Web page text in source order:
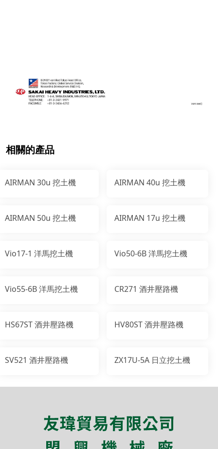
相關的產品
AIRMAN 30u 挖土機 AIRMAN 40u 挖土機
AIRMAN 50u 挖土機 AIRMAN 17u 挖土機
Vio17-1 洋馬挖土機 Vio50-6B 洋馬挖土機
Vio55-6B 洋馬挖土機 CR271 酒井壓路機
HS67ST 酒井壓路機 HV80ST 酒井壓路機
SV521 酒井壓路機 ZX17U-5A 日立挖土機